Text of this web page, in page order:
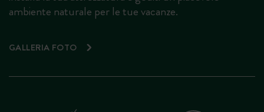
ambiente naturale per le tue vacanze.
GALLERIA FOTO